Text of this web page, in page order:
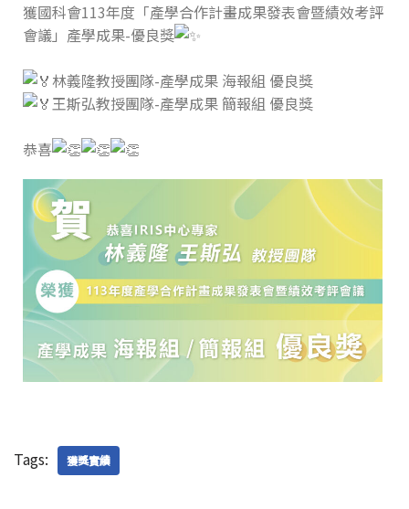
獲國科會113年度「產學合作計畫成果發表會暨績效考評
會議」產學成果-優良獎
林義隆教授團隊-產學成果 海報組 優良獎
王斯弘教授團隊-產學成果 簡報組 優良獎
恭喜
Tags: 獲獎實績